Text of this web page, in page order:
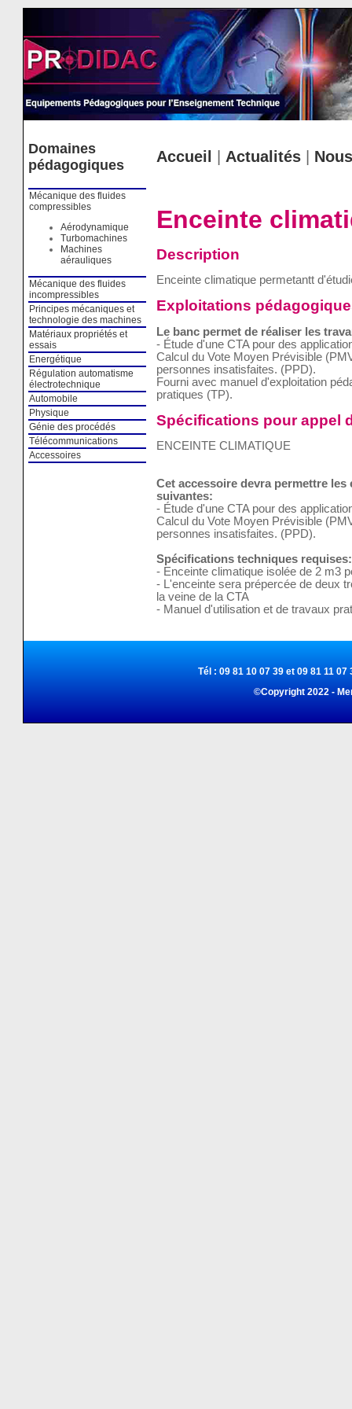
Domaines
pédagogiques
Mécanique des fluides
compressibles
Aérodynamique
Turbomachines
Machines
aérauliques
Mécanique des fluides
incompressibles
Principes mécaniques et
technologie des machines
Matériaux propriétés et
essais
Energétique
Régulation automatisme
électrotechnique
Automobile
Physique
Génie des procédés
Télécommunications
Accessoires
Accueil Actualités|
Enceinte
Description
Enceinte climatique permetantt
Exploitations
Le banc permet de réaliser les
- Étude d'une CTA pour des
Calcul du Vote Moyen Prévisible
personnes insatisfaites. (PPD).
Fourni avec manuel d'exploitation
pratiques (TP).
Spécifications pour appel
ENCEINTE CLIMATIQUE
Cet accessoire devra permettre
suivantes:
- Étude d'une CTA pour des
Calcul du Vote Moyen Prévisible
personnes insatisfaites. (PPD).
Spécifications techniques requises:
- Enceinte climatique isolée de 2 m3
- L'enceinte sera prépercée de deux
la veine de la CTA
- Manuel d'utilisation et de travaux
Tél : 09 81 10 07 39 et 09 81 11
©Copyright 2022 -
Cookies management panel